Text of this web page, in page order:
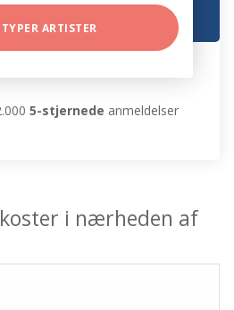
ARTISTER
5-stjernede anmeldelser
i nærheden af